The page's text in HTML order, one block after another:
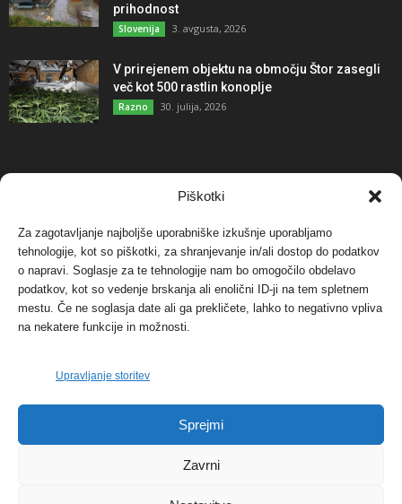
Piškotki
Za zagotavljanje najboljše uporabniške izkušnje uporabljamo
tehnologije, kot so piškotki, za shranjevanje in/ali dostop do podatkov
o napravi. Soglasje za te tehnologije nam bo omogočilo obdelavo
podatkov, kot so vedenje brskanja ali enolični ID-ji na tem spletnem
mestu. Če ne soglasja date ali ga prekličete, lahko to negativno vpliva
na nekatere funkcije in možnosti.
Upravljanje storitev
Sprejmi
Zavrni
prihodnost
Slovenija 3. avgusta, 2026
V prirejenem objektu na območju Štor zasegli
več kot 500 rastlin konoplje
Razno 30. julija, 2026
NAJBOLJ KOMENTIRANO
Protest proti vetrnim elektrarnam na Ojstrici, v
svetu pa vedno bolj...
Dogodki 12. maja, 2017
Tožilstvo v Celovcu v korist elektrarnam
Verbund
FOTO: Razstava cvetličarskega mojstra Andreja
Dogodki 27. novembra, 2017